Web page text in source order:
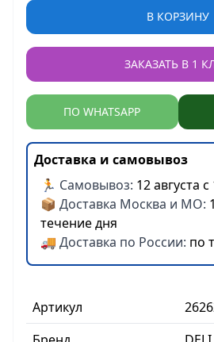
Артикул
В КОРЗИНУ
ЗАКАЗАТЬ В 1
ПО WHATSAPP
Доставка и самовывоз
🏃 Самовывоз: 12 августа
📦 Доставка Москва и МО:
течение дня
🚚 Доставка по России: по